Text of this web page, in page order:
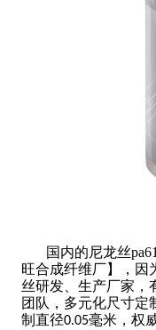
国内的尼龙丝
旺合成纤维厂】，因
丝研发、生产厂家，
团队，多元化尺寸定
制直径0.05毫米，权